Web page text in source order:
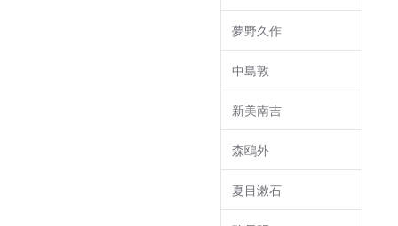
夢野久作
中島敦
新美南吉
森鴎外
夏目漱石